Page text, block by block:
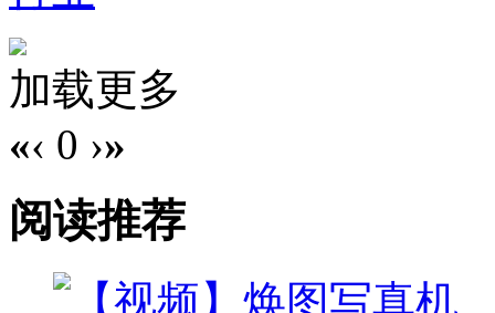
加载更多
«‹ 0 ›»
阅读推荐